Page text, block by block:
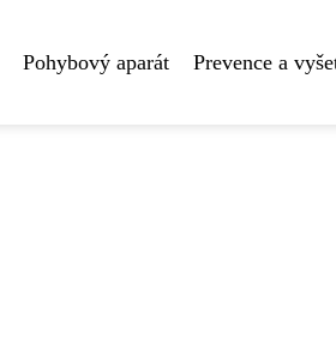
Pohybový aparát Prevence a